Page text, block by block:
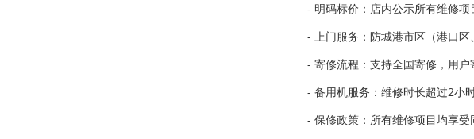
- 明码标价：店内公示所有维修
- 上门服务：防城港市区（港口
- 寄修流程：支持全国寄修，用
- 备用机服务：维修时长超过2小
- 保修政策：所有维修项目均享